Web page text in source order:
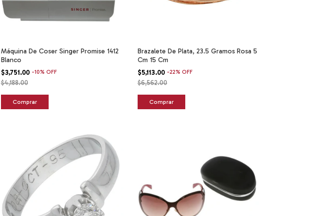
Máquina De Coser Singer Promise 1412
Blanco
$3,751.00 -10% OFF
$4,188.00
Brazalete De Plata, 23.5 Gramos Rosa 5
Cm 15 Cm
$5,113.00 -22% OFF
$6,562.00